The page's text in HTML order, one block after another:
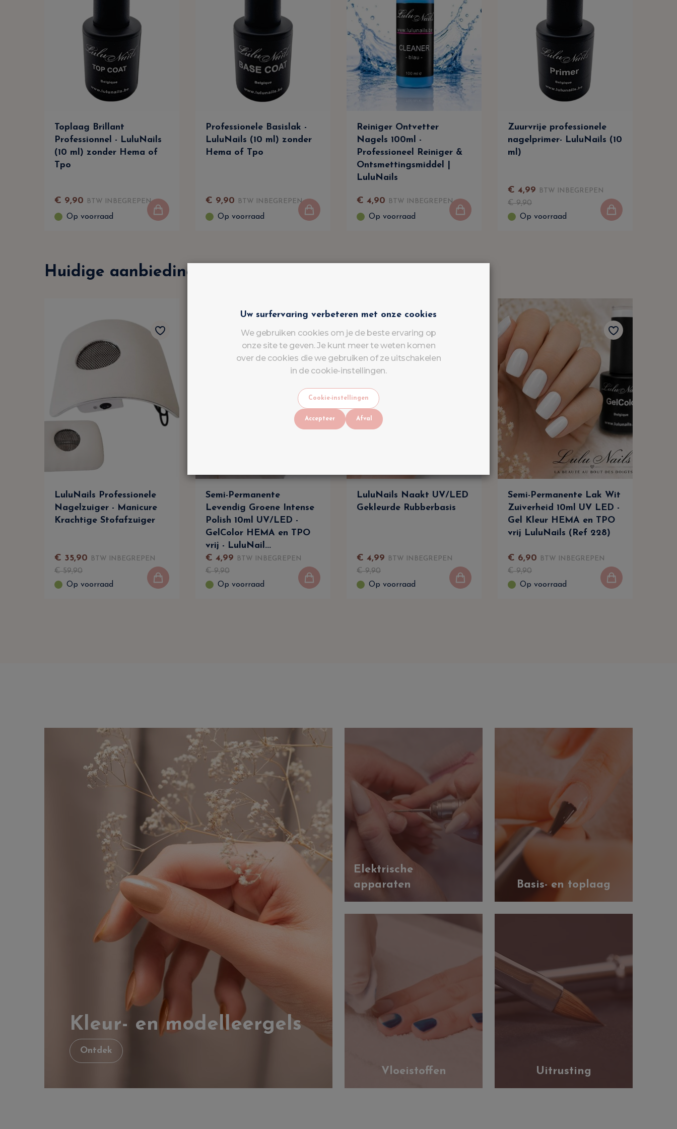
Toplaag Brillant
Professionnel - LuluNails
(10 ml) zonder Hema of
Tpo
€ 9,90 BTW INBEGREPEN
Op voorraad
Professionele Basislak -
LuluNails (10 ml) zonder
Hema of Tpo
€ 9,90 BTW INBEGREPEN
Op voorraad
Reiniger Ontvetter
Nagels 100ml -
Professioneel Reiniger &
Ontsmettingsmiddel |
LuluNails
€ 4,90 BTW INBEGREPEN
Op voorraad
Zuurvrije professionele
nagelprimer- LuluNails (10
ml)
€ 4,99 BTW INBEGREPEN
€9,90
Op voorraad
Huidige aanbiedingen
LuluNails Professionele
Nagelzuiger - Manicure
Krachtige Stofafzuiger
€ 35,90 BTW INBEGREPEN
€59,90
Op voorraad
Semi-Permanente
Levendig Groene Intense
Polish 10ml UV/LED -
GelColor HEMA en TPO
vrij - LuluNail...
€ 4,99 BTW INBEGREPEN
€9,90
Op voorraad
LuluNails Naakt UV/LED
Gekleurde Rubberbasis
€ 4,99 BTW INBEGREPEN
€9,90
Op voorraad
Semi-Permanente Lak Wit
Zuiverheid 10ml UV LED -
Gel Kleur HEMA en TPO
vrij LuluNails (Ref 228)
€ 6,90 BTW INBEGREPEN
€9,90
Op voorraad
Kleur- en modelleergels
Ontdek
Elektrische
apparaten
Basis- en toplaag
Vloeistoffen Uitrusting
Uw surfervaring verbeteren met onze cookies
We gebruiken cookies om je de beste ervaring op
onze site te geven. Je kunt meer te weten komen
over de cookies die we gebruiken of ze uitschakelen
in de cookie-instellingen.
Cookie-instellingen
Accepteer Afval